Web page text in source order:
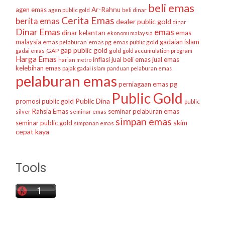
agen emas agen public gold Ar-Rahnu beli dinar beli emas
berita emas Cerita Emas dealer public gold dinar
Dinar Emas dinar kelantan ekonomi malaysia emas emas
malaysia emas pelaburan emas pg emas public gold gadaian islam
gadai emas GAP gap public gold gold gold accumulation program
Harga Emas harian metro inflasijual beli emasjual emas
kelebihan emas pajak gadai islam panduan pelaburan emas
pelaburan emas perniagaan emaspg
promosi public gold Public Dina Public Gold public
silver Rahsia Emas seminar emas seminar pelaburan emas
seminar public gold simpanan emas simpan emas skim
cepat kaya
Tools